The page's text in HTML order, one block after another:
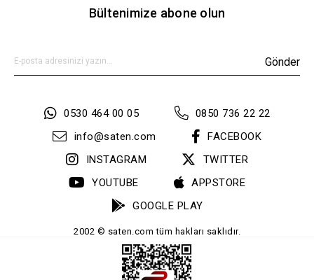
Bültenimize abone olun
Gönder
0530 464 00 05
0850 736 22 22
info@saten.com
FACEBOOK
INSTAGRAM
TWITTER
YOUTUBE
APPSTORE
GOOGLE PLAY
2002 © saten.com tüm hakları saklıdır.